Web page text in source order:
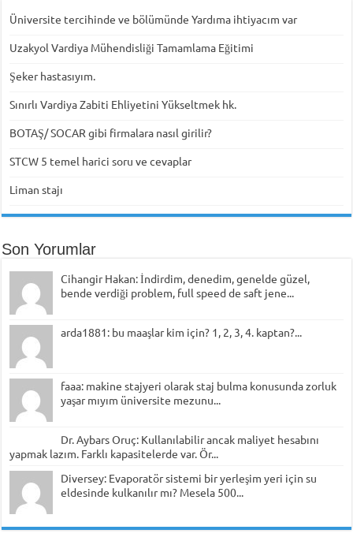
Üniversite tercihinde ve bölümünde Yardıma ihtiyacım var
Uzakyol Vardiya Mühendisliği Tamamlama Eğitimi
Şeker hastasıyım.
Sınırlı Vardiya Zabiti Ehliyetini Yükseltmek hk.
BOTAŞ/ SOCAR gibi firmalara nasıl girilir?
STCW 5 temel harici soru ve cevaplar
Liman stajı
Son Yorumlar
Cihangir Hakan: İndirdim, denedim, genelde güzel,
bende verdiği problem, full speed de saft jene...
arda1881: bu maaşlar kim için? 1, 2, 3, 4. kaptan?...
faaa: makine stajyeri olarak staj bulma konusunda zorluk
yaşar mıyım üniversite mezunu...
Dr. Aybars Oruç: Kullanılabilir ancak maliyet hesabını
yapmak lazım. Farklı kapasitelerde var. Ör...
Diversey: Evaporatör sistemi bir yerleşim yeri için su
eldesinde kulkanılır mı? Mesela 500...